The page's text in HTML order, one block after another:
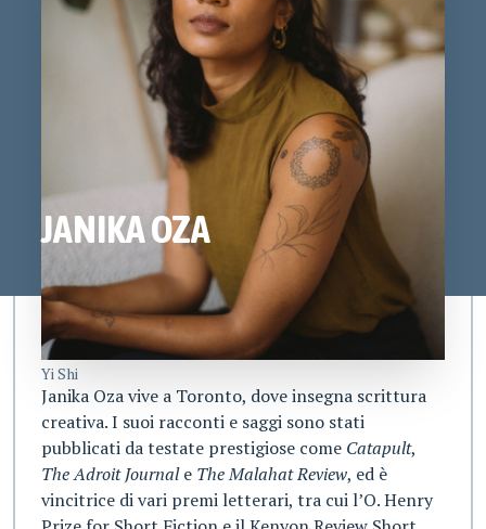
Yi Shi
JANIKA OZA
Janika Oza vive a Toronto, dove insegna scrittura
creativa. I suoi racconti e saggi sono stati
pubblicati da testate prestigiose come Catapult,
The Adroit Journale The Malahat Review, ed è
vincitrice di vari premi letterari, tra cui l’O. Henry